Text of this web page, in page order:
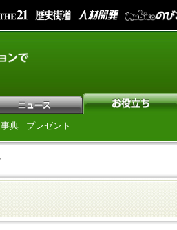
典 プレゼント